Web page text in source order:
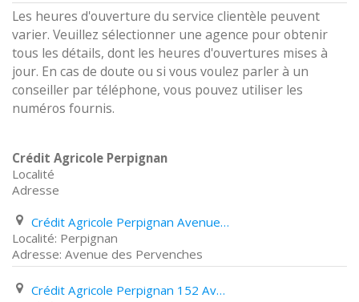
Les heures d'ouverture du service clientèle peuvent
varier. Veuillez sélectionner une agence pour obtenir
tous les détails, dont les heures d'ouvertures mises à
jour. En cas de doute ou si vous voulez parler à un
conseiller par téléphone, vous pouvez utiliser les
numéros fournis.
Crédit Agricole Perpignan
Localité
Adresse
Crédit Agricole Perpignan Avenue des Pervenches
Perpignan
Avenue des Pervenches
Crédit Agricole Perpignan 152 Avenue Du Maréchal Joffre